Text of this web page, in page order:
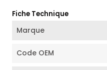
Fiche Technique
Marque
Code OEM